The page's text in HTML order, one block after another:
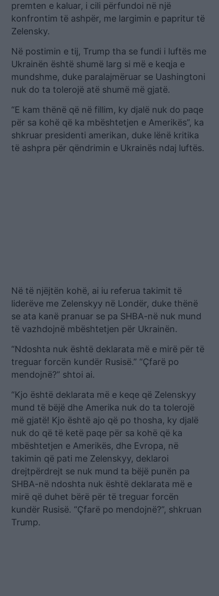
premten e kaluar, i cili përfundoi në një
konfrontim të ashpër, me largimin e papritur të
Zelensky.
Në postimin e tij, Trump tha se fundi i luftës me
Ukrainën është shumë larg si më e keqja e
mundshme, duke paralajmëruar se Uashingtoni
nuk do ta tolerojë atë shumë më gjatë.
“E kam thënë që në fillim, ky djalë nuk do paqe
për sa kohë që ka mbështetjen e Amerikës”, ka
shkruar presidenti amerikan, duke lënë kritika
të ashpra për qëndrimin e Ukrainës ndaj luftës.
Në të njëjtën kohë, ai iu referua takimit të
liderëve me Zelenskyy në Londër, duke thënë
se ata kanë pranuar se pa SHBA-në nuk mund
të vazhdojnë mbështetjen për Ukrainën.
“Ndoshta nuk është deklarata më e mirë për të
treguar forcën kundër Rusisë.” “Çfarë po
mendojnë?” shtoi ai.
“Kjo është deklarata më e keqe që Zelenskyy
mund të bëjë dhe Amerika nuk do ta tolerojë
më gjatë! Kjo është ajo që po thosha, ky djalë
nuk do që të ketë paqe për sa kohë që ka
mbështetjen e Amerikës, dhe Evropa, në
takimin që pati me Zelenskyy, deklaroi
drejtpërdrejt se nuk mund ta bëjë punën pa
SHBA-në ndoshta nuk është deklarata më e
mirë që duhet bërë për të treguar forcën
kundër Rusisë. “Çfarë po mendojnë?”, shkruan
Trump.